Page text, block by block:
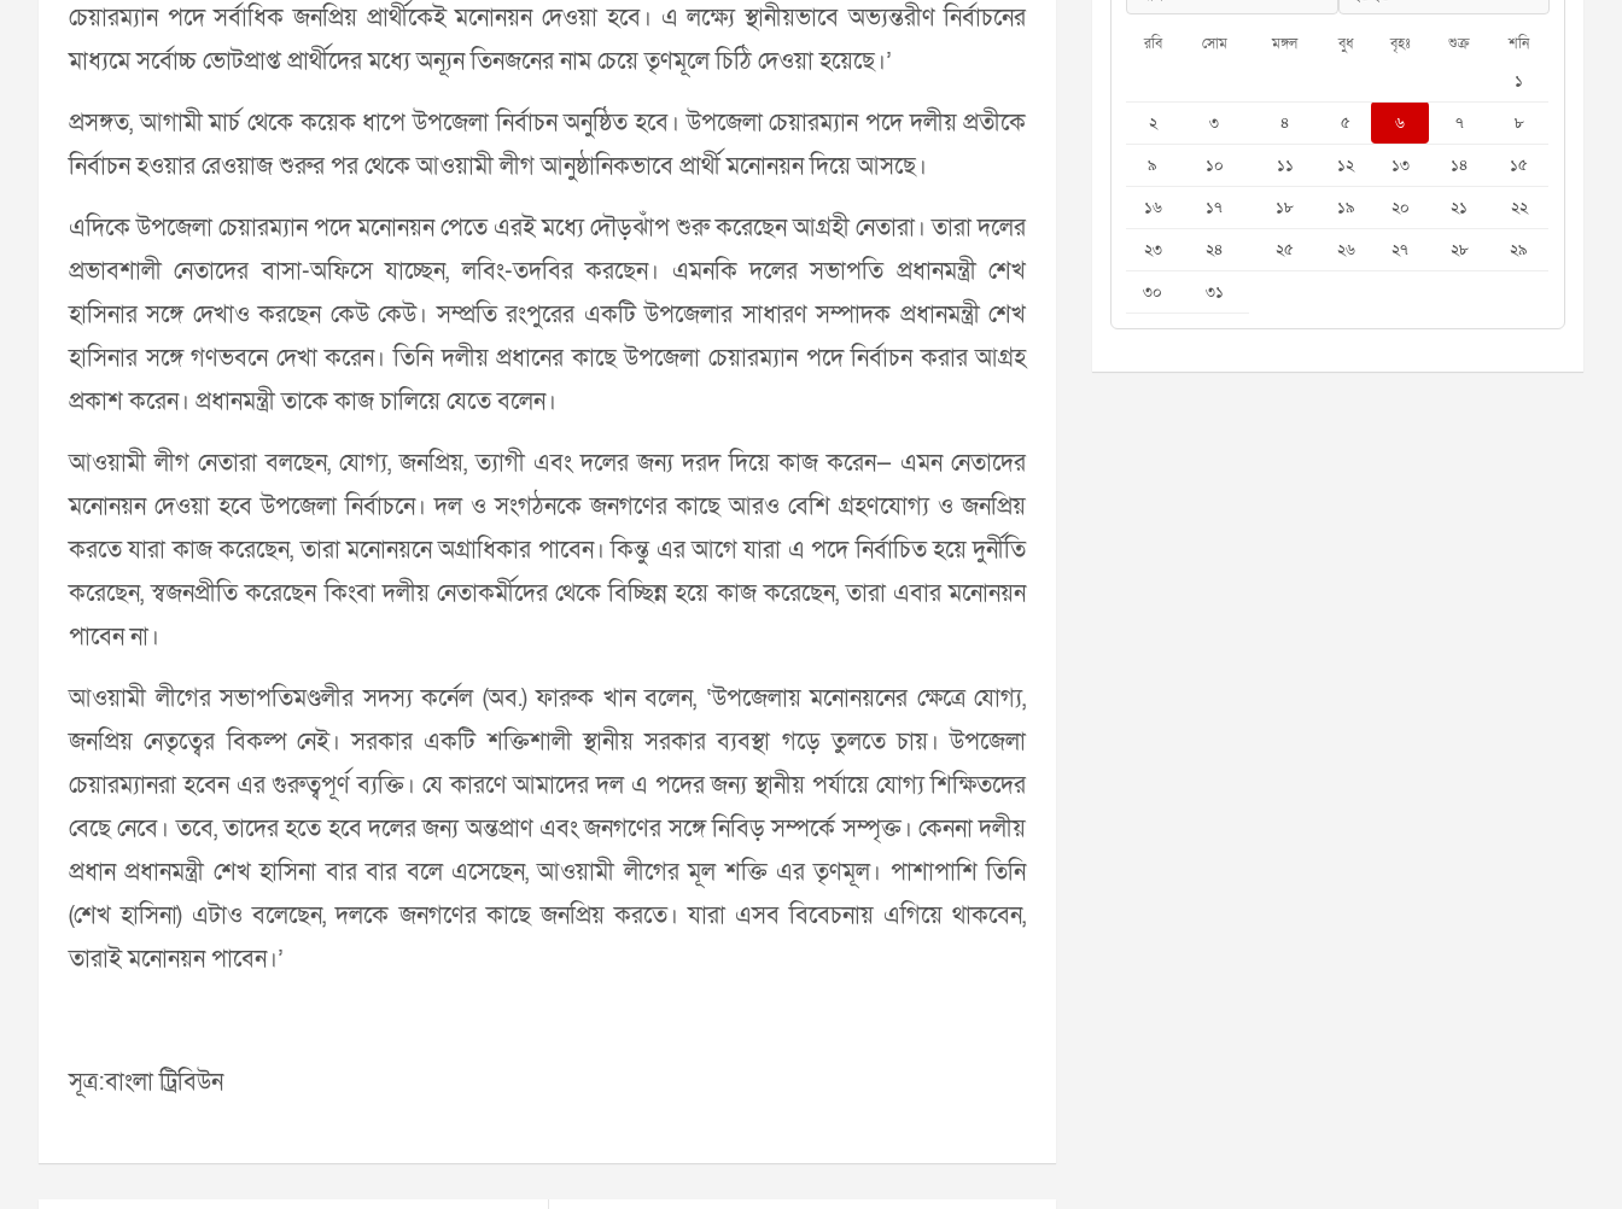
চেয়ারম্যান পদে সর্বাধিক জনপ্রিয় প্রার্থীকেই মনোনয়ন দেওয়া হবে। এ লক্ষ্যে স্থানীয়ভাবে অভ্যন্তরীণ নির্বাচনের
মাধ্যমে সর্বোচ্চ ভোটপ্রাপ্ত প্রার্থীদের মধ্যে অন্যূন তিনজনের নাম চেয়ে তৃণমূলে চিঠি দেওয়া হয়েছে।’
প্রসঙ্গত, আগামী মার্চ থেকে কয়েক ধাপে উপজেলা নির্বাচন অনুষ্ঠিত হবে। উপজেলা চেয়ারম্যান পদে দলীয় প্রতীকে
নির্বাচন হওয়ার রেওয়াজ শুরুর পর থেকে আওয়ামী লীগ আনুষ্ঠানিকভাবে প্রার্থী মনোনয়ন দিয়ে আসছে।
এদিকে উপজেলা চেয়ারম্যান পদে মনোনয়ন পেতে এরই মধ্যে দৌড়ঝাঁপ শুরু করেছেন আগ্রহী নেতারা। তারা দলের
প্রভাবশালী নেতাদের বাসা-অফিসে যাচ্ছেন, লবিং-তদবির করছেন। এমনকি দলের সভাপতি প্রধানমন্ত্রী শেখ
হাসিনার সঙ্গে দেখাও করছেন কেউ কেউ। সম্প্রতি রংপুরের একটি উপজেলার সাধারণ সম্পাদক প্রধানমন্ত্রী শেখ
হাসিনার সঙ্গে গণভবনে দেখা করেন। তিনি দলীয় প্রধানের কাছে উপজেলা চেয়ারম্যান পদে নির্বাচন করার আগ্রহ
প্রকাশ করেন। প্রধানমন্ত্রী তাকে কাজ চালিয়ে যেতে বলেন।
আওয়ামী লীগ নেতারা বলছেন, যোগ্য, জনপ্রিয়, ত্যাগী এবং দলের জন্য দরদ দিয়ে কাজ করেন— এমন নেতাদের
মনোনয়ন দেওয়া হবে উপজেলা নির্বাচনে। দল ও সংগঠনকে জনগণের কাছে আরও বেশি গ্রহণযোগ্য ও জনপ্রিয়
করতে যারা কাজ করেছেন, তারা মনোনয়নে অগ্রাধিকার পাবেন। কিন্তু এর আগে যারা এ পদে নির্বাচিত হয়ে দুর্নীতি
করেছেন, স্বজনপ্রীতি করেছেন কিংবা দলীয় নেতাকর্মীদের থেকে বিচ্ছিন্ন হয়ে কাজ করেছেন, তারা এবার মনোনয়ন
পাবেন না।
আওয়ামী লীগের সভাপতিমণ্ডলীর সদস্য কর্নেল (অব.) ফারুক খান বলেন, ‘উপজেলায় মনোনয়নের ক্ষেত্রে যোগ্য,
জনপ্রিয় নেতৃত্বের বিকল্প নেই। সরকার একটি শক্তিশালী স্থানীয় সরকার ব্যবস্থা গড়ে তুলতে চায়। উপজেলা
চেয়ারম্যানরা হবেন এর গুরুত্বপূর্ণ ব্যক্তি। যে কারণে আমাদের দল এ পদের জন্য স্থানীয় পর্যায়ে যোগ্য শিক্ষিতদের
বেছে নেবে। তবে, তাদের হতে হবে দলের জন্য অন্তপ্রাণ এবং জনগণের সঙ্গে নিবিড় সম্পর্কে সম্পৃক্ত। কেননা দলীয়
প্রধান প্রধানমন্ত্রী শেখ হাসিনা বার বার বলে এসেছেন, আওয়ামী লীগের মূল শক্তি এর তৃণমূল। পাশাপাশি তিনি
(শেখ হাসিনা) এটাও বলেছেন, দলকে জনগণের কাছে জনপ্রিয় করতে। যারা এসব বিবেচনায় এগিয়ে থাকবেন,
তারাই মনোনয়ন পাবেন।’
সূত্র:বাংলা ট্রিবিউন
রবি সোম মঙ্গল বুধ বৃহঃ শুক্র শনি
১
২
৩ ৪ ৫ ৬ ৭
৮
৯
১০ ১১ ১২ ১৩ ১৪
১৫
১৬
১৭ ১৮ ১৯ ২০ ২১
২২
২৩
২৪ ২৫ ২৬ ২৭ ২৮
২৯
৩০
৩১